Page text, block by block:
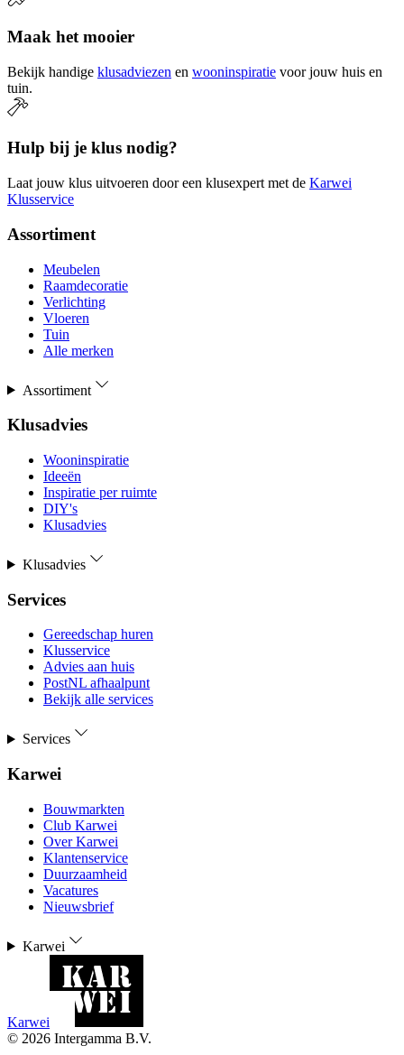
Maak het mooier
Bekijk handige klusadviezen en wooninspiratie voor jouw huis en
tuin.
Hulp bij je klus nodig?
Laat jouw klus uitvoeren door een klusexpert met de Karwei
Klusservice
Assortiment
Meubelen
Raamdecoratie
Verlichting
Vloeren
Tuin
Alle merken
Assortiment
Klusadvies
Wooninspiratie
Ideeën
Inspiratie per ruimte
DIY's
Klusadvies
Klusadvies
Services
Gereedschap huren
Klusservice
Advies aan huis
PostNL afhaalpunt
Bekijk alle services
Services
Karwei
Bouwmarkten
Club Karwei
Over Karwei
Klantenservice
Duurzaamheid
Vacatures
Nieuwsbrief
Karwei
Karwei
© 2026 Intergamma B.V.